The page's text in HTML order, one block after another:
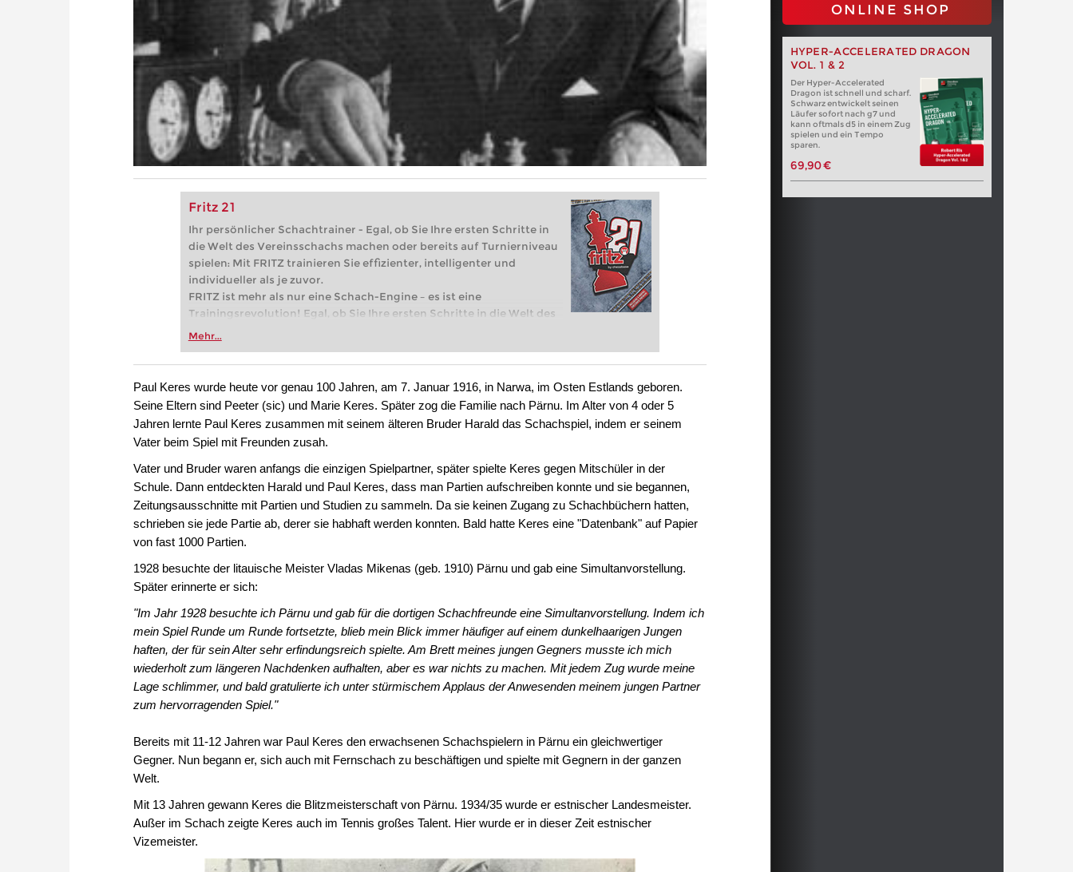
Fritz 21
Ihr persönlicher Schachtrainer - Egal, ob Sie Ihre ersten Schritte in
die Welt des Vereinsschachs machen oder bereits auf Turnierniveau
spielen: Mit FRITZ trainieren Sie effizienter, intelligenter und
individueller als je zuvor.
FRITZ ist mehr als nur eine Schach-Engine – es ist eine
Trainingsrevolution! Egal, ob Sie Ihre ersten Schritte in die Welt des
Vereinsschachs machen oder bereits auf Turnierniveau spielen: Mit
zuvor.
Mehr...
ONLINE SHOP
HYPER-ACCELERATED DRAGON
VOL. 1 & 2
Der Hyper-Accelerated
Dragon ist schnell und scharf.
Schwarz entwickelt seinen
Läufer sofort nach g7 und
kann oftmals d5 in einem Zug
spielen und ein Tempo
sparen.
69,90 €
Paul Keres wurde heute vor genau 100 Jahren, am 7. Januar 1916, in Narwa, im Osten Estlands geboren.
Seine Eltern sind Peeter (sic) und Marie Keres. Später zog die Familie nach Pärnu. Im Alter von 4 oder 5
Jahren lernte Paul Keres zusammen mit seinem älteren Bruder Harald das Schachspiel, indem er seinem
Vater beim Spiel mit Freunden zusah.
Vater und Bruder waren anfangs die einzigen Spielpartner, später spielte Keres gegen Mitschüler in der
Schule. Dann entdeckten Harald und Paul Keres, dass man Partien aufschreiben konnte und sie begannen,
Zeitungsausschnitte mit Partien und Studien zu sammeln. Da sie keinen Zugang zu Schachbüchern hatten,
schrieben sie jede Partie ab, derer sie habhaft werden konnten. Bald hatte Keres eine "Datenbank" auf Papier
von fast 1000 Partien.
1928 besuchte der litauische Meister Vladas Mikenas (geb. 1910) Pärnu und gab eine Simultanvorstellung.
Später erinnerte er sich:
"Im Jahr 1928 besuchte ich Pärnu und gab für die dortigen Schachfreunde eine Simultanvorstellung. Indem ich
mein Spiel Runde um Runde fortsetzte, blieb mein Blick immer häufiger auf einem dunkelhaarigen Jungen
haften, der für sein Alter sehr erfindungsreich spielte. Am Brett meines jungen Gegners musste ich mich
wiederholt zum längeren Nachdenken aufhalten, aber es war nichts zu machen. Mit jedem Zug wurde meine
Lage schlimmer, und bald gratulierte ich unter stürmischem Applaus der Anwesenden meinem jungen Partner
zum hervorragenden Spiel."
Bereits mit 11-12 Jahren war Paul Keres den erwachsenen Schachspielern in Pärnu ein gleichwertiger
Gegner. Nun begann er, sich auch mit Fernschach zu beschäftigen und spielte mit Gegnern in der ganzen
Welt.
Mit 13 Jahren gewann Keres die Blitzmeisterschaft von Pärnu. 1934/35 wurde er estnischer Landesmeister.
Außer im Schach zeigte Keres auch im Tennis großes Talent. Hier wurde er in dieser Zeit estnischer
Vizemeister.